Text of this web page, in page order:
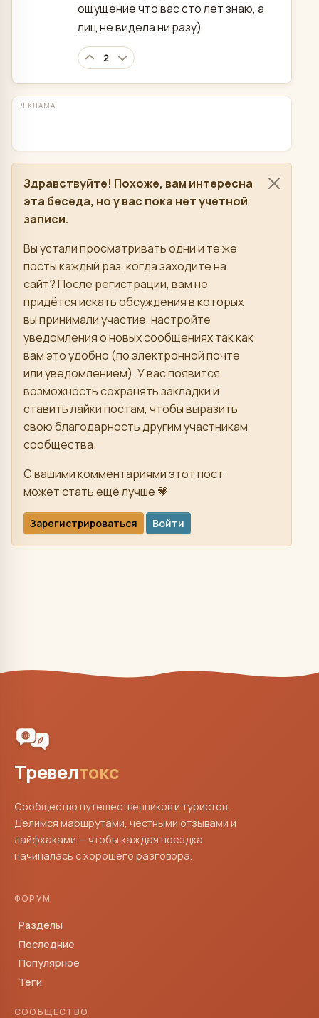
ощущение что вас сто лет знаю, а
лиц не видела ни разу)
2
РЕКЛАМА
Здравствуйте! Похоже, вам интересна
эта беседа, но у вас пока нет учетной
записи.
Вы устали просматривать одни и те же
посты каждый раз, когда заходите на
сайт? После регистрации, вам не
придётся искать обсуждения в которых
вы принимали участие, настройте
уведомления о новых сообщениях так как
вам это удобно (по электронной почте
или уведомлением). У вас появится
возможность сохранять закладки и
ставить лайки постам, чтобы выразить
свою благодарность другим участникам
сообщества.
С вашими комментариями этот пост
может стать ещё лучше 💗
Зарегистрироваться Войти
Тревелтокс
Сообщество путешественников и туристов.
Делимся маршрутами, честными отзывами и
лайфхаками — чтобы каждая поездка
начиналась с хорошего разговора.
ФОРУМ
Разделы
Последние
Популярное
Теги
СООБЩЕСТВО